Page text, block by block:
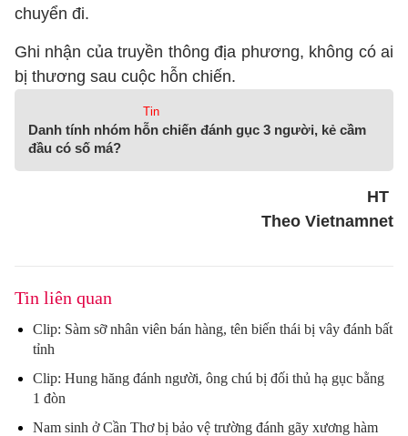
chuyển đi.
Ghi nhận của truyền thông địa phương, không có ai
bị thương sau cuộc hỗn chiến.
Tin
Danh tính nhóm hỗn chiến đánh gục 3 người, kẻ cầm
đầu có số má?
HT
Theo Vietnamnet
Tin liên quan
Clip: Sàm sỡ nhân viên bán hàng, tên biến thái bị vây đánh bất
tỉnh
Clip: Hung hăng đánh người, ông chú bị đối thủ hạ gục bằng
1 đòn
Nam sinh ở Cần Thơ bị bảo vệ trường đánh gãy xương hàm